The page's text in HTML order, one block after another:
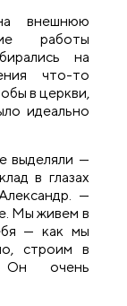
внешнюю
работы
на
что-то
в церкви,
идеально
выделяли —
в глазах
—
Мы живем в
— как мы
строим в
Он очень